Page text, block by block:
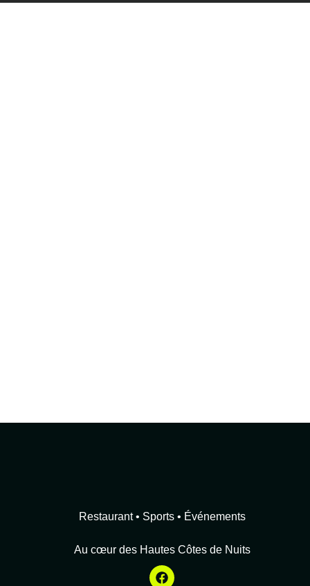
Restaurant • Sports • Événements
Au cœur des Hautes Côtes de Nuits